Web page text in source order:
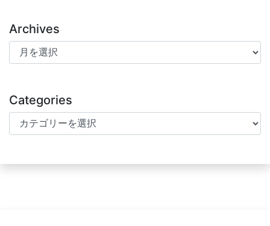
Archives
Archives
Categories
Categories